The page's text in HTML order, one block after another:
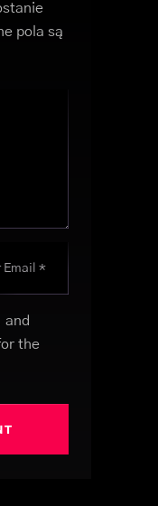
pola są
and
the